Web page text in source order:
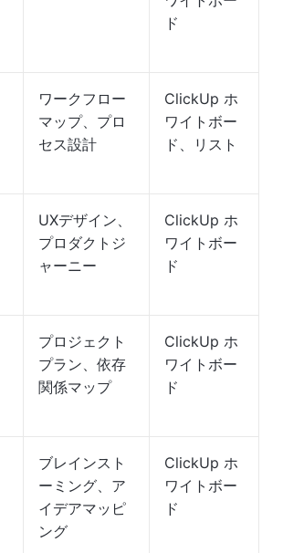
ド
ワークフロー
マップ、プロ
セス設計
ClickUp ホ
ワイトボー
ド、リスト
UXデザイン、
プロダクトジ
ャーニー
ClickUp ホ
ワイトボー
ド
プロジェクト
プラン、依存
関係マップ
ClickUp ホ
ワイトボー
ド
ブレインスト
ーミング、ア
イデアマッピ
ング
ClickUp ホ
ワイトボー
ド